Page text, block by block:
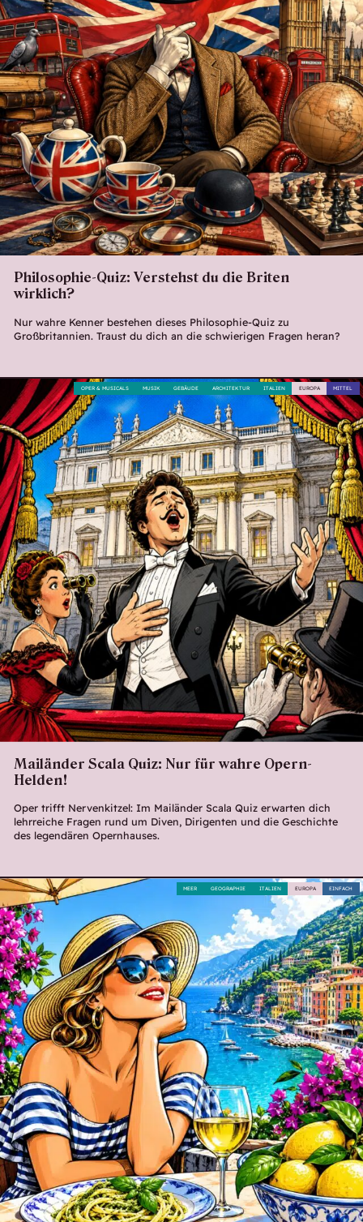
Philosophie-Quiz: Verstehst du die Briten
wirklich?
Nur wahre Kenner bestehen dieses Philosophie-Quiz zu
Großbritannien. Traust du dich an die schwierigen Fragen heran?
Mailänder Scala Quiz: Nur für wahre Opern-
Helden!
Oper trifft Nervenkitzel: Im Mailänder Scala Quiz erwarten dich
lehrreiche Fragen rund um Diven, Dirigenten und die Geschichte
des legendären Opernhauses.
MITTEL
EUROPA
ITALIEN
ARCHITEKTUR
GEBÄUDE
MUSIK
OPER & MUSICALS
EINFACH
EUROPA
ITALIEN
GEOGRAPHIE
MEER